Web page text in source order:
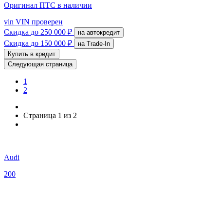
Оригинал ПТС в наличии
vin VIN проверен
Скидка до 250 000 ₽ на автокредит
Скидка до 150 000 ₽
на Trade-In
Купить в кредит
Следующая страница
1
2
Страница 1 из 2
Audi
200